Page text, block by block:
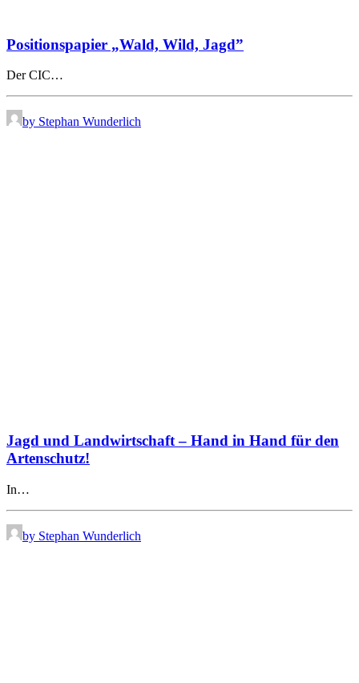
Positionspapier „Wald, Wild, Jagd”
Der CIC…
by Stephan Wunderlich
Jagd und Landwirtschaft – Hand in Hand für den
Artenschutz!
In…
by Stephan Wunderlich